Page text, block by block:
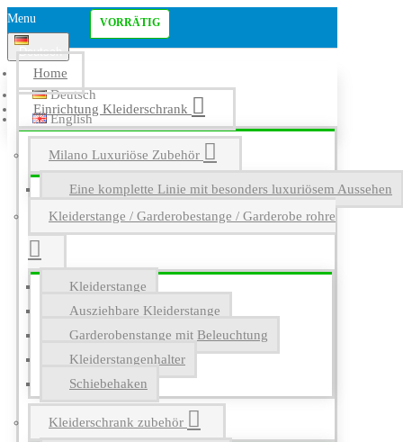
Menu
Deutsch
Deutsch
English
Home
Einrichtung Kleiderschrank
Milano Luxuriöse Zubehör
Eine komplette Linie mit besonders luxuriösem Aussehen
Kleiderstange / Garderobestange / Garderobe rohre
Kleiderstange
Ausziehbare Kleiderstange
Garderobenstange mit Beleuchtung
Kleiderstangenhalter
Schiebehaken
Kleiderschrank zubehör
VORRÄTIG